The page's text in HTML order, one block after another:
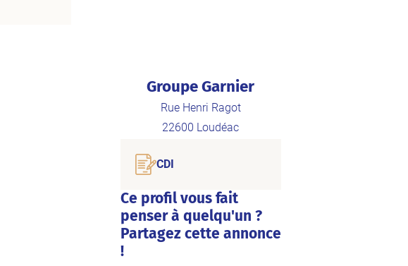
Groupe Garnier
Rue Henri Ragot
22600 Loudéac
CDI
Ce profil vous fait
penser à quelqu'un ?
Partagez cette annonce
!